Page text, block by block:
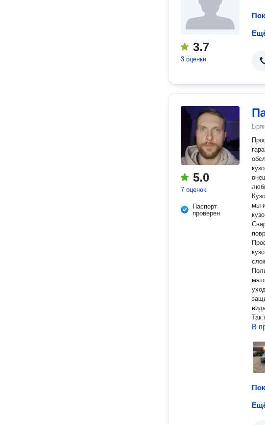
3.7
3 оценки
5.0
7 оценок
Паспорт
проверен
любые
мы
вида. Особенности работы: - Начало ремонта в
Так
вам
его еще
В